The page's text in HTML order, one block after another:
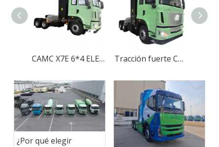
CAMC X7E 6*4 ELECTRIC/EV CAMIÓN DE CARRAJE DE TRACTOR DE SERVICIO PORDO PARA CARGO Tracción fuerte CAMC X7E 6*4 Camión de cabezal de tractor de servicio pesado eléctrico/eV
¿Por qué elegir